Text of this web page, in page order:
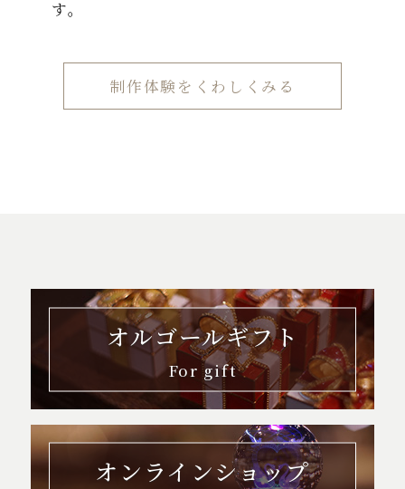
す。
制作体験をくわしくみる
オルゴールギフト
For gift
オンラインショップ